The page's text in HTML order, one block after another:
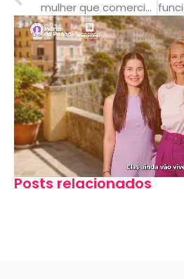
mulher que comercializava drogas na frente de filhos
Posts relacionados